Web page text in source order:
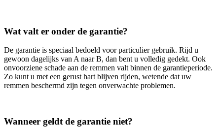
Wat valt er onder de garantie?
De garantie is speciaal bedoeld voor particulier gebruik. Rijd u
gewoon dagelijks van A naar B, dan bent u volledig gedekt. Ook
onvoorziene schade aan de remmen valt binnen de garantieperiode.
Zo kunt u met een gerust hart blijven rijden, wetende dat uw
remmen beschermd zijn tegen onverwachte problemen.
Wanneer geldt de garantie niet?